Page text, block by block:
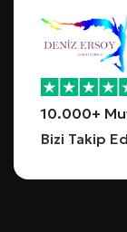
10.000+
Bizi Takip